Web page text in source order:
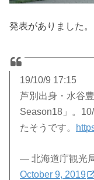
発表がありました。
19/10/9 17:15
芦別出身・水谷
Season18」。
たそうです。
— 北海道庁観光
October 9, 2019